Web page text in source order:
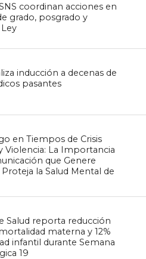
coordinan acciones en
grado, posgrado y
inducción a decenas de
pasantes
en Tiempos de Crisis
Violencia: La Importancia
que Genere
la Salud Mental de
Salud reporta reducción
materna y 12%
infantil durante Semana
19